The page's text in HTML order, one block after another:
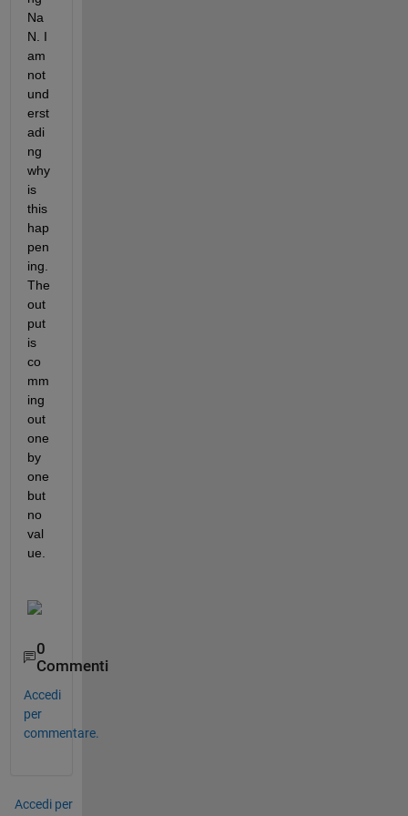
Na
N. I
am
not
und
erst
adi
ng
why
is
this
hap
pen
ing.
The
out
put
is
co
mm
ing
out
one
by
one
but
no
val
ue.
0
Commenti
Accedi
per
commentare.
Accedi per